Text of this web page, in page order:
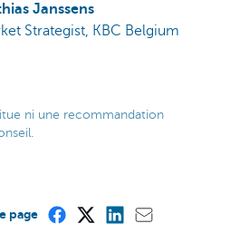
Janssens
Strategist, KBC Belgium
ni une recommandation
page